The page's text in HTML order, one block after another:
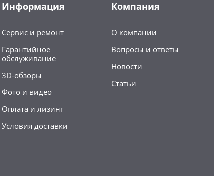
Информация
Сервис и ремонт
Гарантийное
обслуживание
3D-обзоры
Фото и видео
Оплата и лизинг
Условия доставки
Компания
О компании
Вопросы и ответы
Новости
Статьи